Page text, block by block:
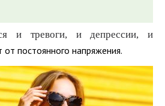
и тревоги, и депрессии, и
постоянного напряжения.